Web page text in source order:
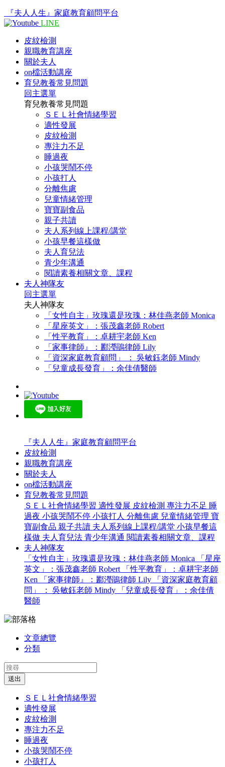
『夫人人生』家庭教育顧問平台
LINE
皮紋檢測
親職教育講座
關於夫人
on檔活動講座
育兒教養常見問題
回主選單
育兒教養常見問題
ＳＥＬ社會情緒學習
適性發展
皮紋檢測
專注力不足
睡過夜
小孩哭鬧不停
小孩打人
分離焦慮
兒童情緒管理
寶寶副食品
親子共讀
夫人系列線上課程/講堂
小孩早餐這樣做
夫人育兒法
青少年溝通
閱讀素養相關文章、課程
夫人神隊友
回主選單
夫人神隊友
「女性自主」玫瑰還是玫瑰：林佳燕老師 Monica
「星座英文」：張茂鑫老師 Robert
「性平教育」：卓耕宇老師 Ken
「家事律師』：酈瀅鵑律師 Lily
「資深家庭教育顧問」 ： 吳敏鈺老師 Mindy
「兒童成長發育」：余佳倩醫師
『夫人人生』家庭教育顧問平台
皮紋檢測
親職教育講座
關於夫人
on檔活動講座
育兒教養常見問題
ＳＥＬ社會情緒學習 適性發展 皮紋檢測 專注力不足 睡
過夜 小孩哭鬧不停 小孩打人 分離焦慮 兒童情緒管理 寶
寶副食品 親子共讀 夫人系列線上課程/講堂 小孩早餐這
樣做 夫人育兒法 青少年溝通 閱讀素養相關文章、課程
夫人神隊友
「女性自主」玫瑰還是玫瑰：林佳燕老師 Monica
「星座
英文」：張茂鑫老師 Robert
「性平教育」：卓耕宇老師
Ken
「家事律師』：酈瀅鵑律師 Lily
「資深家庭教育顧
問」 ： 吳敏鈺老師 Mindy
「兒童成長發育」：余佳倩
醫師
文章總覽
分類
送出
ＳＥＬ社會情緒學習
適性發展
皮紋檢測
專注力不足
睡過夜
小孩哭鬧不停
小孩打人